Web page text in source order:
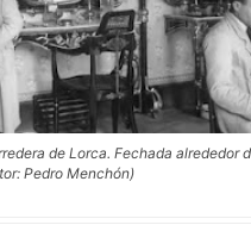
de Lorca. Fechada alrededor
Pedro Menchón)